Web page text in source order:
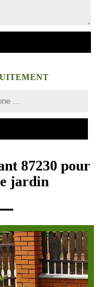
87230 pour
jardin